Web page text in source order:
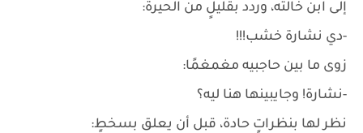
إلى ابن خالته، وردد بقليلٍ من الحيرة:
-دي نشارة خشب!!!
زوى ما بين حاجبيه مغمغمًا:
-نشارة! وجايبينها هنا ليه؟
نظر لها بنظراتٍ حادة، قبل أن يعلق بسخطٍ: